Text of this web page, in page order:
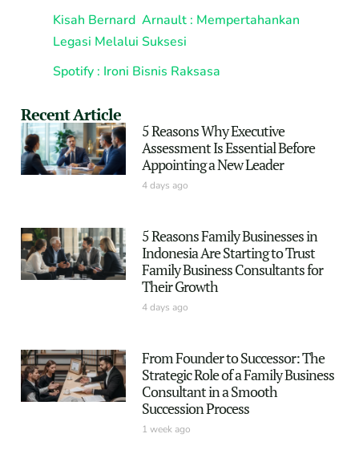
Kisah Bernard Arnault : Mempertahankan
Legasi Melalui Suksesi
Spotify : Ironi Bisnis Raksasa
Recent Article
5 Reasons Why Executive
Assessment Is Essential Before
Appointing a New Leader
4 days ago
5 Reasons Family Businesses in
Indonesia Are Starting to Trust
Family Business Consultants for
Their Growth
4 days ago
From Founder to Successor: The
Strategic Role of a Family Business
Consultant in a Smooth
Succession Process
1 week ago